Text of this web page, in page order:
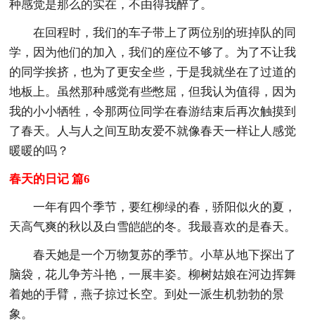
种感觉是那么的实在，不由得我醉了。
在回程时，我们的车子带上了两位别的班掉队的同
学，因为他们的加入，我们的座位不够了。为了不让我
的同学挨挤，也为了更安全些，于是我就坐在了过道的
地板上。虽然那种感觉有些憋屈，但我认为值得，因为
我的小小牺牲，令那两位同学在春游结束后再次触摸到
了春天。人与人之间互助友爱不就像春天一样让人感觉
暖暖的吗？
春天的日记 篇6
一年有四个季节，要红柳绿的春，骄阳似火的夏，
天高气爽的秋以及白雪皑皑的冬。我最喜欢的是春天。
春天她是一个万物复苏的季节。小草从地下探出了
脑袋，花儿争芳斗艳，一展丰姿。柳树姑娘在河边挥舞
着她的手臂，燕子掠过长空。到处一派生机勃勃的景
象。